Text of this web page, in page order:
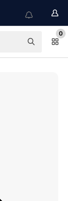
0